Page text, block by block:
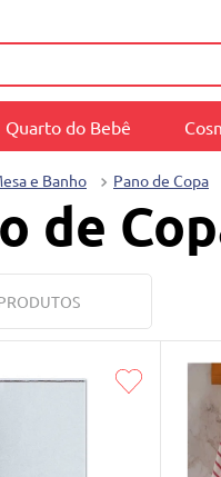
Quarto do Bebê
e Banho Pano de Copa
de